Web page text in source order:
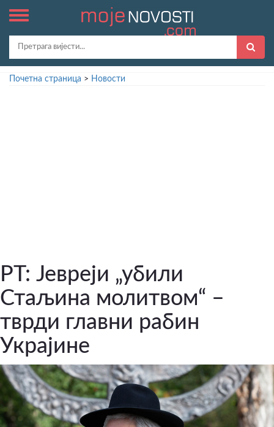
Почетна страница > Новости
РТ: Јевреји „убили
Стаљина молитвом“ –
тврди главни рабин
Украјине